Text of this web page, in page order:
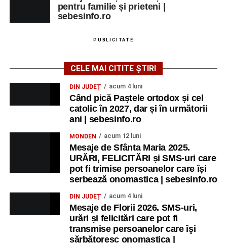
pentru familie și prieteni |
sebesinfo.ro
PUBLICITATE
CELE MAI CITITE ȘTIRI
DIN JUDEȚ acum 4 luni
Când pică Paștele ortodox și cel
catolic în 2027, dar și în următorii
ani | sebesinfo.ro
MONDEN acum 12 luni
Mesaje de Sfânta Maria 2025.
URĂRI, FELICITĂRI și SMS-uri care
pot fi trimise persoanelor care își
serbează onomastica | sebesinfo.ro
DIN JUDEȚ acum 4 luni
Mesaje de Florii 2026. SMS-uri,
urări și felicitări care pot fi
transmise persoanelor care îşi
sărbătoresc onomastica |